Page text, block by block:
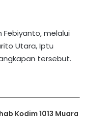
Febiyanto, melalui
Utara, Iptu
tersebut.
Kodim 1013 Muara